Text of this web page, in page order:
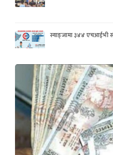
स्याङ्जामा ३४४ एचआईभी